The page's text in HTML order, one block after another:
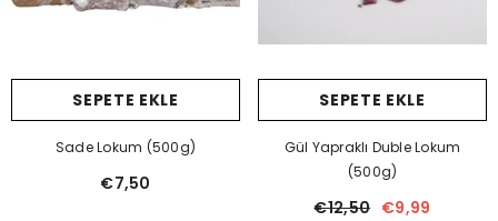
SEPETE EKLE
Sade Lokum (500g)
€7,50
SEPETE EKLE
Gül Yapraklı Duble Lokum
(500g)
€12,50 €9,99